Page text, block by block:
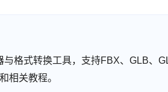
格式转换工具，支持FBX、GLB、
相关教程。